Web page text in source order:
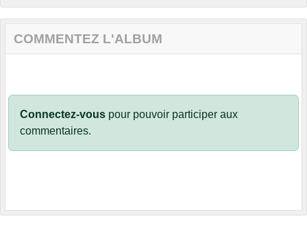
COMMENTEZ L'ALBUM
Connectez-vous pour pouvoir participer aux
commentaires.